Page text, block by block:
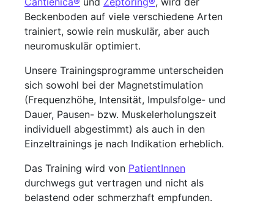
Beckenboden auf viele verschiedene Arten
trainiert, sowie rein muskulär, aber auch
neuromuskulär optimiert.
Unsere Trainingsprogramme unterscheiden
sich sowohl bei der Magnetstimulation
(Frequenzhöhe, Intensität, Impulsfolge- und
Dauer, Pausen- bzw. Muskelerholungszeit
individuell abgestimmt) als auch in den
Einzeltrainings je nach Indikation erheblich.
Das Training wird von PatientInnen
durchwegs gut vertragen und nicht als
belastend oder schmerzhaft empfunden.